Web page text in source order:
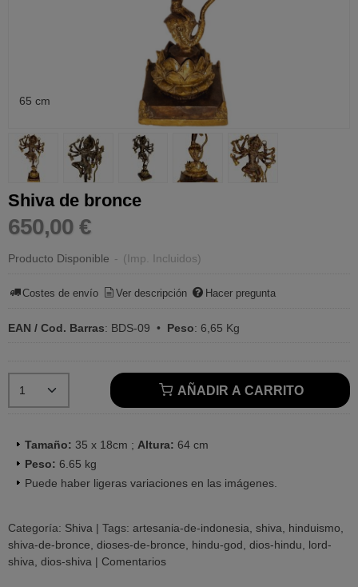
65 cm
Shiva de bronce
650,00 €
Producto Disponible - (Imp. Incluidos)
Costes de envío Ver descripción Hacer pregunta
EAN / Cod. Barras: BDS-09 • Peso: 6,65 Kg
AÑADIR A CARRITO
Tamaño: 35 x 18cm ; Altura: 64 cm
Peso: 6.65 kg
Puede haber ligeras variaciones en las imágenes.
Categoría: Shiva | Tags: artesania-de-indonesia shiva
hinduismo
shiva-de-bronce dioses-de-bronce hindu-god dios-hindu
lord-
shiva dios-shiva | Comentarios